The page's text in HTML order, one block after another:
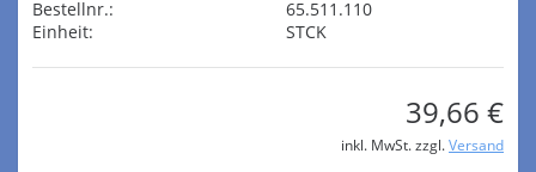
Bestellnr.:
65.511.110
Einheit:
STCK
39,66 €
inkl. MwSt. zzgl. Versand